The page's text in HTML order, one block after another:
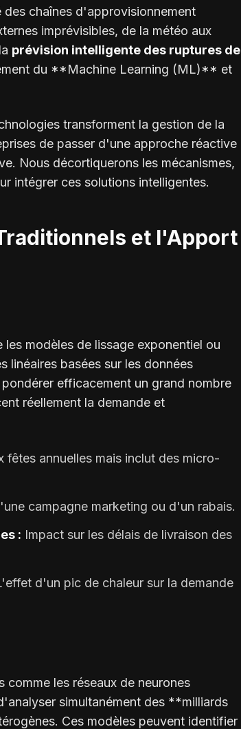
chaînes d'approvisionnement
imprévisibles, de la météo aux
prévision intelligente des ruptures de
du **Machine Learning (ML)** et
transforment la gestion de la
de passer d'une approche réactive
Nous décortiquerons les mécanismes,
intégrer ces solutions intelligentes.
et l'Apport
modèles de lissage exponentiel ou
linéaires basées sur les données
efficacement un grand nombre
réellement la demande et
fêtes annuelles mais inclut des micro-
campagne marketing ou d'un rabais.
: Impact sur les délais de livraison des
d'un pic de chaleur sur la demande
comme les réseaux de neurones
simultanément des **milliards
Ces modèles peuvent identifier